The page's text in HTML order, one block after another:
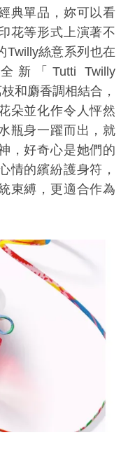
典單品，妳可以看
花等形式上演著不
Twilly絲意系列也在
新「Tutti Twilly
和麝香調相結合，
朵並化作令人怦然
瓶身一躍而出，就
，好奇心是她們的
情的繽紛護身符，
束縛，更適合作為